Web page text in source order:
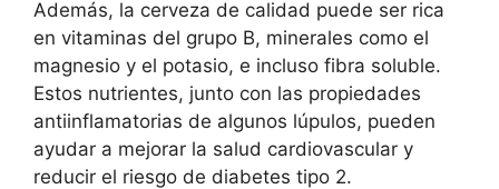
Además, la cerveza de calidad puede ser rica
en vitaminas del grupo B, minerales como el
magnesio y el potasio, e incluso fibra soluble.
Estos nutrientes, junto con las propiedades
antiinflamatorias de algunos lúpulos, pueden
ayudar a mejorar la salud cardiovascular y
reducir el riesgo de diabetes tipo 2.